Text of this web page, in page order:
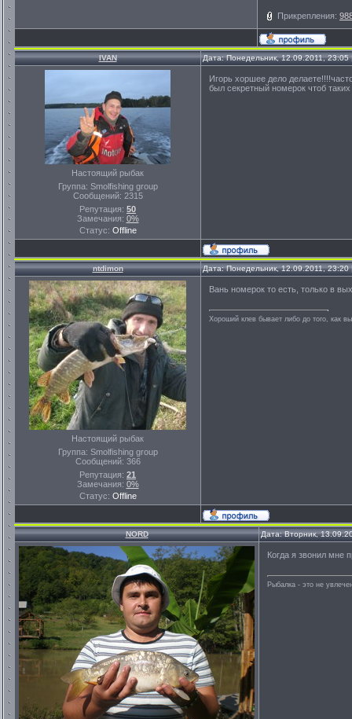
Прикрепления:
IVAN Дата: Понедельник, 12.09.2011,
Настоящий рыбак
Группа: Smolfishing group
Сообщений: 2315
Репутация: 50
Замечания: 0%
Статус: Offline
Игорь хоршее дело
был секретный номерок чтоб
ntdimon Дата: Понедельник, 12.09.2011,
Настоящий рыбак
Группа: Smolfishing group
Сообщений: 366
Репутация: 21
Замечания: 0%
Статус: Offline
Вань номерок то есть, только в
Хороший клев бывает либо до того, как
NORD Дата: Вторник,
Когда я звонил мне
Рыбалка - это не